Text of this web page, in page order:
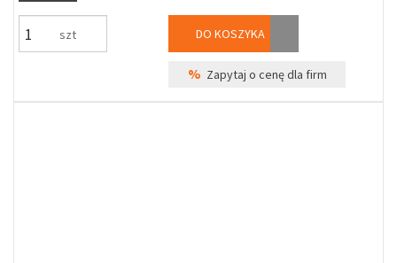
szt DO KOSZYKA
% Zapytaj o cenę dla firm